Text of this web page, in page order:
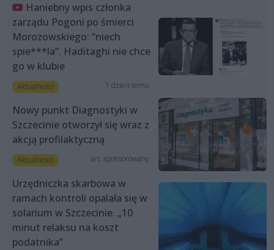
Haniebny wpis członka
zarządu Pogoni po śmierci
Morozowskiego: “niech
spie***la”. Haditaghi nie chce
go w klubie
Aktualności 1 dzień temu
Nowy punkt Diagnostyki w
Szczecinie otworzył się wraz z
akcją profilaktyczną
Aktualności art. sponsorowany
Urzędniczka skarbowa w
ramach kontroli opalała się w
solarium w Szczecinie. „10
minut relaksu na koszt
podatnika”